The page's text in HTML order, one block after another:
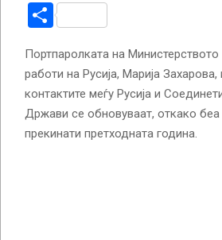
Share
Портпаролката на
работи на Русија, Марија Захарова,
контактите меѓу Русија и
Држави се обновуваат, откако
прекинати претходната година.